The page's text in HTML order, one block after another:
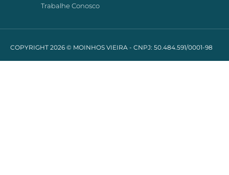
Trabalhe Conosco
COPYRIGHT 2026 © MOINHOS VIEIRA - CNPJ: 50.484.591/0001-98